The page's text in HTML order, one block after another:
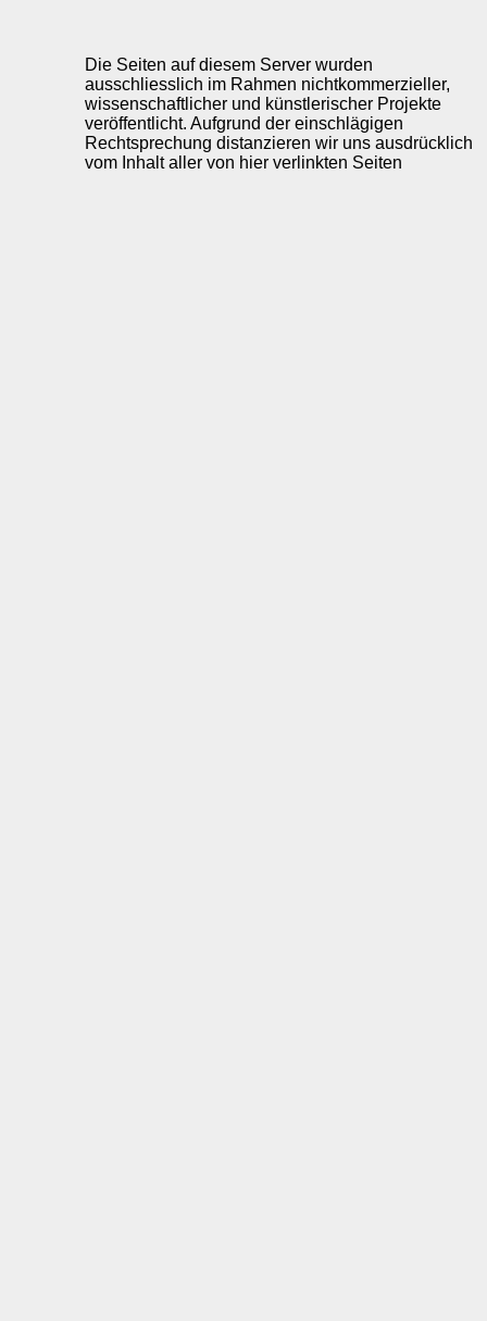
Die Seiten auf diesem Server wurden
ausschliesslich im Rahmen nichtkommerzieller,
wissenschaftlicher und künstlerischer Projekte
veröffentlicht. Aufgrund der einschlägigen
Rechtsprechung distanzieren wir uns ausdrücklich
vom Inhalt aller von hier verlinkten Seiten